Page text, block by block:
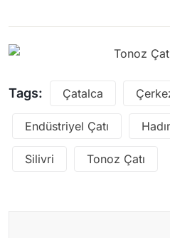
Tags: Çatalca
Endüstriyel Çatı
Silivri Tonoz Çatı